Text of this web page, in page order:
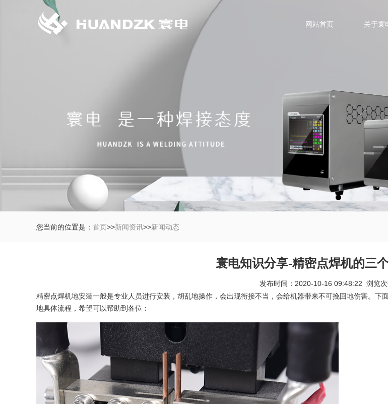
网站首页 关于寰
您当前的位置是： 首页>>新闻资讯>>新闻动态
寰电知识分享-精密点焊机的三
发布时间：2020-10-16 09:48:22 浏览次
精密点焊机地安装一般是专业人员进行安装，胡乱地操作，会出现衔接不当，会给机器带来不可挽回地伤害。
地具体流程，希望可以帮助到各位：